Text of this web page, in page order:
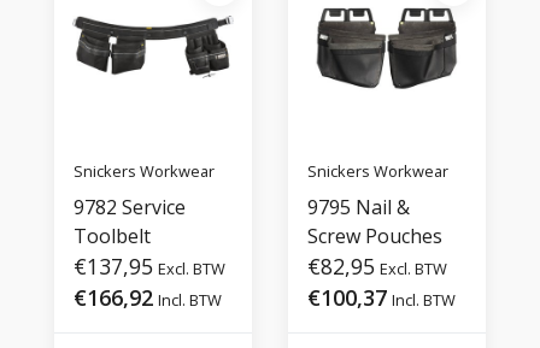
Snickers Workwear
9782 Service
Toolbelt
€137,95 Excl. BTW
€166,92 Incl. BTW
Snickers Workwear
9795 Nail &
Screw Pouches
€82,95 Excl. BTW
€100,37 Incl. BTW